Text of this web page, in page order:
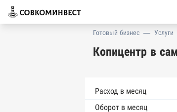
Готовый бизнес — Услуги
Копицентр в
Расход в месяц
Оборот в месяц